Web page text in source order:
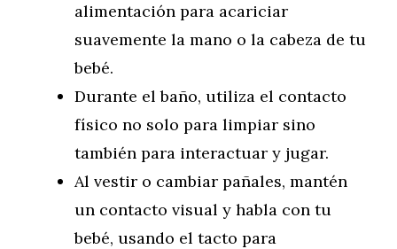
alimentación para acariciar
suavemente la mano o la cabeza de tu
bebé.
Durante el baño, utiliza el contacto
físico no solo para limpiar sino
también para interactuar y jugar.
Al vestir o cambiar pañales, mantén
un contacto visual y habla con tu
bebé, usando el tacto para